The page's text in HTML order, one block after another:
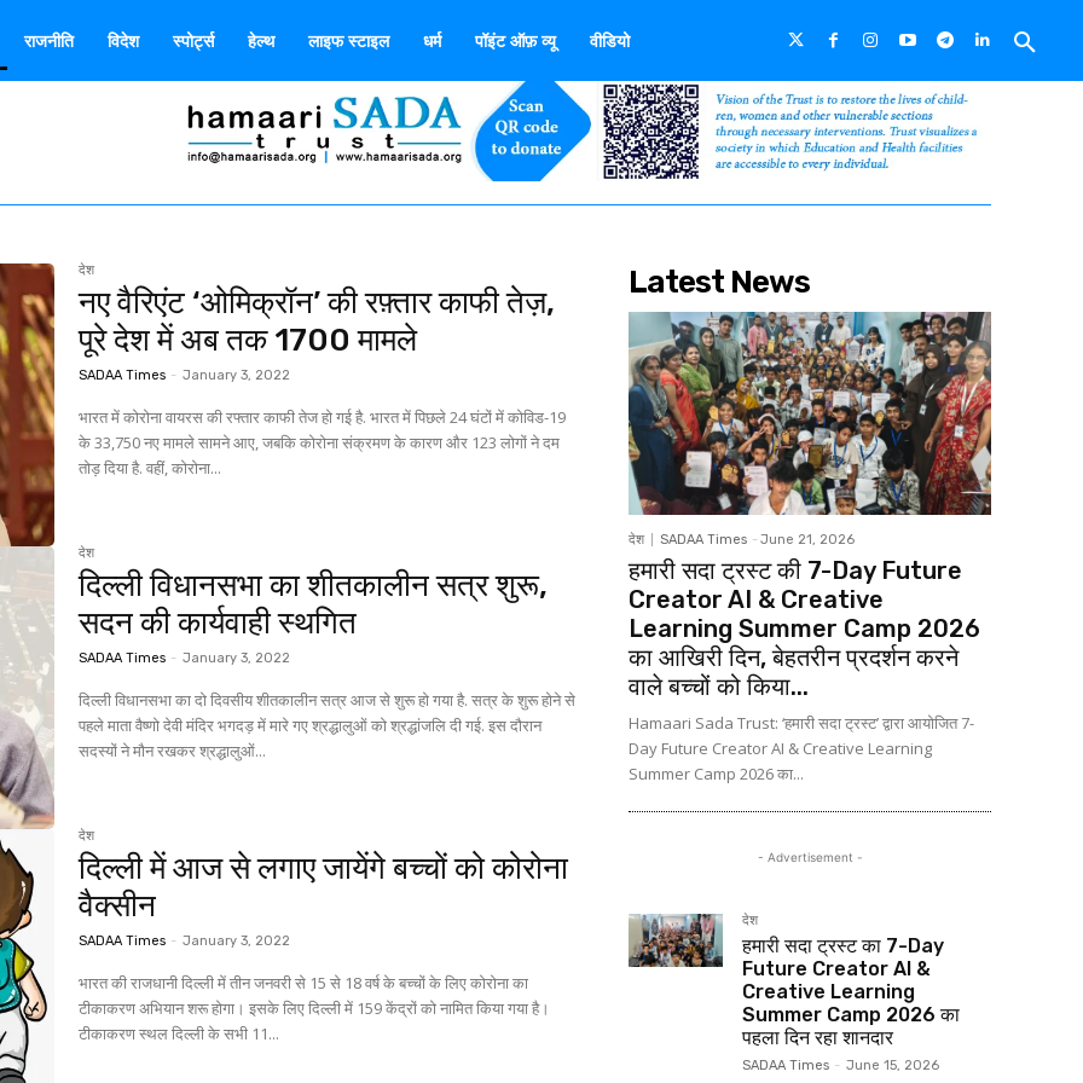
राजनीति विदेश स्पोर्ट्स हेल्थ लाइफ स्टाइल धर्म पॉइंट ऑफ़ व्यू वीडियो
देश
नए वैरिएंट ‘ओमिक्रॉन’ की रफ़्तार काफी तेज़,
पूरे देश में अब तक 1700 मामले
SADAA Times - January 3, 2022
भारत में कोरोना वायरस की रफ्तार काफी तेज हो गई है. भारत में पिछले 24 घंटों में कोविड-19
के 33,750 नए मामले सामने आए, जबकि कोरोना संक्रमण के कारण और 123 लोगों ने दम
तोड़ दिया है. वहीं, कोरोना...
देश
दिल्ली विधानसभा का शीतकालीन सत्र शुरू,
सदन की कार्यवाही स्थगित
SADAA Times - January 3, 2022
दिल्ली विधानसभा का दो दिवसीय शीतकालीन सत्र आज से शुरू हो गया है. सत्र के शुरू होने से
पहले माता वैष्णो देवी मंदिर भगदड़ में मारे गए श्रद्धालुओं को श्रद्धांजलि दी गई. इस दौरान
सदस्यों ने मौन रखकर श्रद्धालुओं...
देश
दिल्ली में आज से लगाए जायेंगे बच्चों को कोरोना
वैक्सीन
SADAA Times - January 3, 2022
भारत की राजधानी दिल्ली में तीन जनवरी से 15 से 18 वर्ष के बच्चों के लिए कोरोना का
टीकाकरण अभियान शरू होगा। इसके लिए दिल्ली में 159 केंद्रों को नामित किया गया है।
टीकाकरण स्थल दिल्ली के सभी 11...
Latest News
देश SADAA Times - June 21, 2026
हमारी सदा ट्रस्ट की 7-Day Future
Creator AI & Creative
Learning Summer Camp 2026
का आखिरी दिन, बेहतरीन प्रदर्शन करने
वाले बच्चों को किया...
Hamaari Sada Trust: ‘हमारी सदा ट्रस्ट’ द्वारा आयोजित 7-
Day Future Creator AI & Creative Learning
Summer Camp 2026 का...
- Advertisement -
देश
हमारी सदा ट्रस्ट का 7-Day
Future Creator AI &
Creative Learning
Summer Camp 2026 का
पहला दिन रहा शानदार
SADAA Times - June 15, 2026